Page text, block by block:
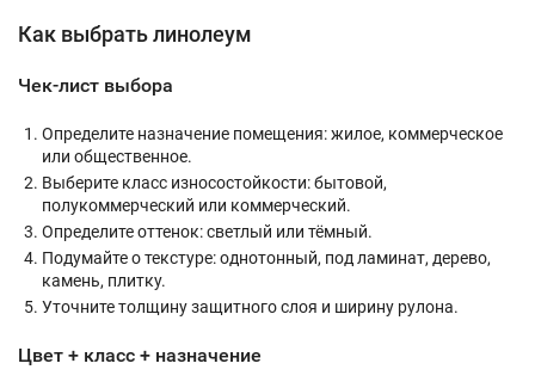
Как выбрать линолеум
Чек-лист выбора
Определите назначение помещения: жилое, коммерческое
или общественное.
Выберите класс износостойкости: бытовой,
полукоммерческий или коммерческий.
Определите оттенок: светлый или тёмный.
Подумайте о текстуре: однотонный, под ламинат, дерево,
камень, плитку.
Уточните толщину защитного слоя и ширину рулона.
Цвет + класс + назначение